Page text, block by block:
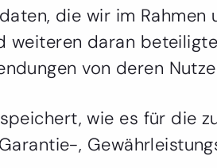
die wir im
daran
von deren
wie es für die
,